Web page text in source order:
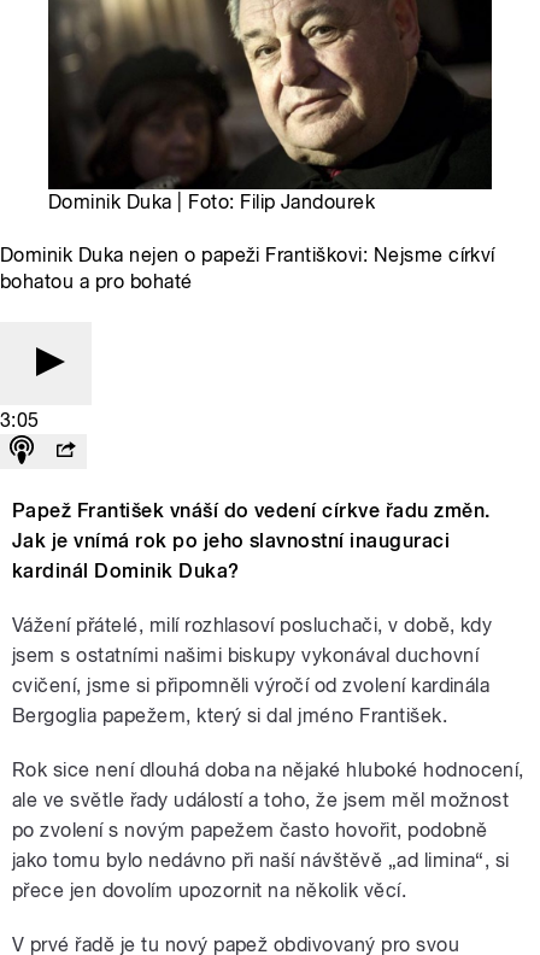
Dominik Duka | Foto: Filip Jandourek
Dominik Duka nejen o papeži Františkovi: Nejsme církví
bohatou a pro bohaté
3:05
Papež František vnáší do vedení církve řadu změn.
Jak je vnímá rok po jeho slavnostní inauguraci
kardinál Dominik Duka?
Vážení přátelé, milí rozhlasoví posluchači, v době, kdy
jsem s ostatními našimi biskupy vykonával duchovní
cvičení, jsme si připomněli výročí od zvolení kardinála
Bergoglia papežem, který si dal jméno František.
Rok sice není dlouhá doba na nějaké hluboké hodnocení,
ale ve světle řady událostí a toho, že jsem měl možnost
po zvolení s novým papežem často hovořit, podobně
jako tomu bylo nedávno při naší návštěvě „ad limina“, si
přece jen dovolím upozornit na několik věcí.
V prvé řadě je tu nový papež obdivovaný pro svou